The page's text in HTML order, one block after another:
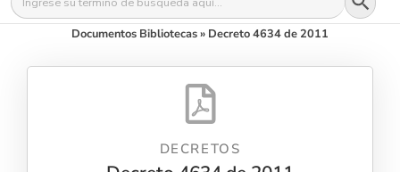
Documentos Bibliotecas» Decreto 4634 de 2011
DECRETOS